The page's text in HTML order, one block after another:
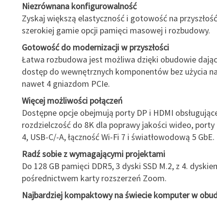
Niezrównana konfigurowalność
Zyskaj większą elastyczność i gotowość na
szerokiej gamie opcji pamięci masowej i rozbudowy.
Gotowość do modernizacji w przyszłości
Łatwa rozbudowa jest możliwa dzięki obudowie
dostęp do wewnętrznych komponentów bez użycia
nawet 4 gniazdom PCIe.
Więcej możliwości połączeń
Dostępne opcje obejmują porty DP i HDMI
rozdzielczość do 8K dla poprawy jakości wideo,
4, USB-C/-A, łączność Wi-Fi 7 i światłowodową 5 GbE.
Radź sobie z wymagającymi projektami
Do 128 GB pamięci DDR5, 3 dyski SSD M.2, z 4.
pośrednictwem karty rozszerzeń Zoom.
Najbardziej kompaktowy na świecie komputer w